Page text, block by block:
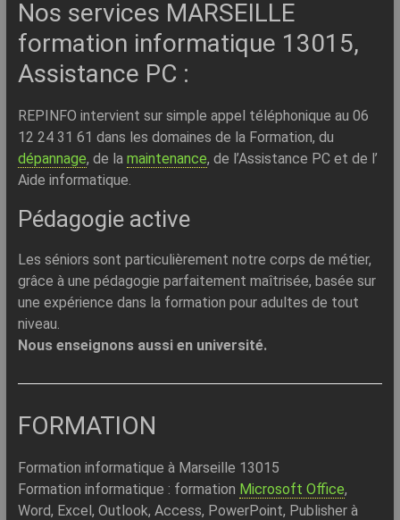
Nos services MARSEILLE
formation informatique 13015,
Assistance PC :
REPINFO intervient sur simple appel téléphonique au 06
12 24 31 61 dans les domaines de la Formation, du
dépannage, de la maintenance, de l’Assistance PC et de l’
Aide informatique.
Pédagogie active
Les séniors sont particulièrement notre corps de métier,
grâce à une pédagogie parfaitement maîtrisée, basée sur
une expérience dans la formation pour adultes de tout
niveau.
Nous enseignons aussi en université.
FORMATION
Formation informatique à Marseille 13015
Formation informatique : formation Microsoft Office,
Word, Excel, Outlook, Access, PowerPoint, Publisher à